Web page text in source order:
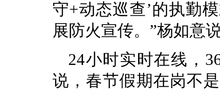
守+动态巡查’的执勤
展防火宣传。”杨如意
24小时实时在线，
说，春节假期在岗不